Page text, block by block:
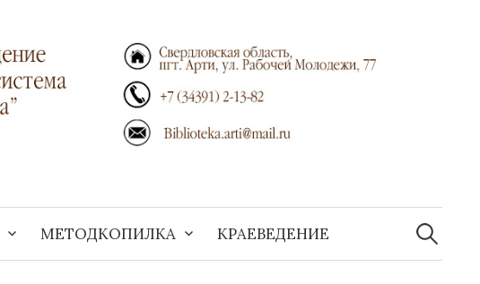
МЕТОДКОПИЛКА КРАЕВЕДЕНИЕ
Найти: